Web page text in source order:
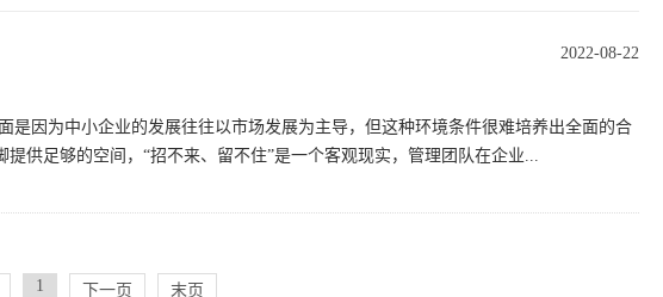
2022-08-22
因为中小企业的发展往往以市场发展为主导，但这种环境条件很难培养出全面的合
供足够的空间，“招不来、留不住”是一个客观现实，管理团队在企业...
1 下一页 末页